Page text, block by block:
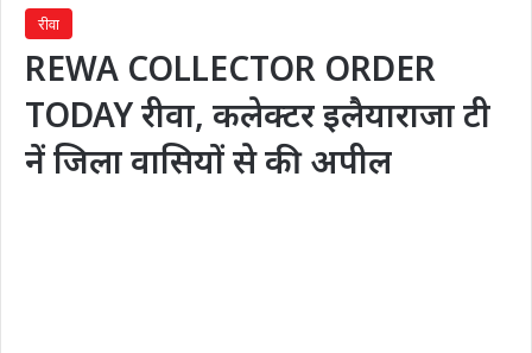
रीवा
REWA COLLECTOR ORDER
TODAY रीवा, कलेक्टर इलैयाराजा टी
नें जिला वासियों से की अपील